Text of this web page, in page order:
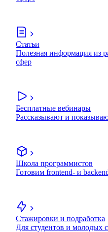
Статьи
Полезная информация из
сфер
Бесплатные вебинары
Рассказывают и
Школа программистов
Готовим frontend- и
Стажировки и подработка
Для студентов и молодых